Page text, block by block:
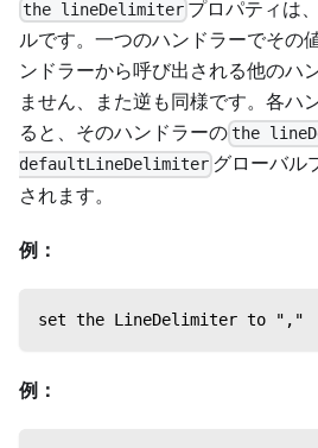
the lineDelimiter プロパティは
ルです。一つのハンドラーでその
ンドラーから呼び出される他のハ
ません、また逆も同様です。各ハ
ると、そのハンドラーのthe
defaultLineDelimiter グローバル
されます。
例：
set the LineDelimiter to ","
例：